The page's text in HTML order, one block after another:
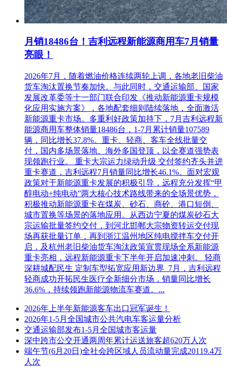
月销18486台！吉利远程新能源商用车7月销量
亮眼！
2026年7月，随着燃油价格连续两轮上调，各地老旧柴油
货车淘汰置换节奏加快。与此同时，交通运输部、国家
发展改革委等十一部门联合印发《推动新能源重卡规模
化应用实施方案》，各地配套细则陆续落地，全面激活
新能源重卡市场。多重利好政策加持下，7月吉利远程新
能源商用车整体销量18486台，1-7月累计销量107589
辆，同比增长37.8%。重卡、轻商、客车全线批量交
付，国内多场景落地、海外多国登顶，以全赛道强势表
现领跑行业。 重卡大宗运力绿动升级 交付签约齐头并进
重卡赛道，吉利远程7月销量同比增长46.1%。面对宏观
政策对于新能源重卡发展的积极引导，远程充分发挥“甲
醇电动+纯电动”两大核心技术路线带来的全场景优势，
积极推动新能源重卡在煤炭、砂石、商砼、港口短倒、
城市置换等场景的落地应用。从西边宁夏的煤炭砂石大
宗运输批量签约交付，到河北邯郸大宗物资转运交付现
场再获批量订单，再到浙江温州地区纯电搅拌车交付开
启，及杭州老旧柴油货车淘汰政策宣贯现场全系新能源
重卡亮相，远程新能源重卡下半年开启加速冲刺。 轻商
深耕城配民生 定制车型拓宽应用新边界 7月，吉利远程
轻商成功开拓民生医疗全新细分市场，销量同比增长
36.6%，持续领跑新能源物流车赛道。...
2026年上半年新能源客车出口冠军诞生！
2026年1-5月全国城市公共汽电车客运量分析
交通运输部发布1-5月全国城市客运量
深中跨市公交开通两周年累计运送旅客超620万人次
端午节(6月20日)全社会跨区域人员流动量完成20119.4万
人次